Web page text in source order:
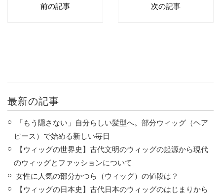
前の記事 次の記事
最新の記事
「もう隠さない」自分らしい髪型へ。部分ウィッグ（ヘア
ピース）で始める新しい毎日
【ウィッグの世界史】古代文明のウィッグの起源から現代
のウィッグとファッションについて
女性に人気の部分かつら（ウィッグ）の値段は？
【ウィッグの日本史】古代日本のウィッグのはじまりから